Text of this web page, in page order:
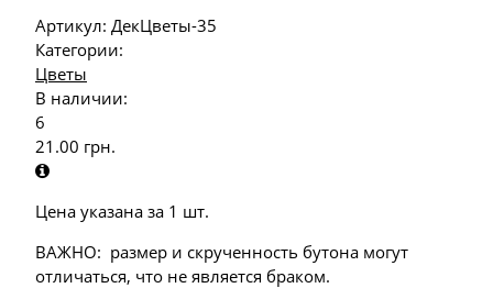
Артикул: ДекЦветы-35
Категории:
Цветы
В наличии:
6
21.00 грн.
Цена указана за 1 шт.
ВАЖНО: размер и скрученность бутона могут
отличаться, что не является браком.